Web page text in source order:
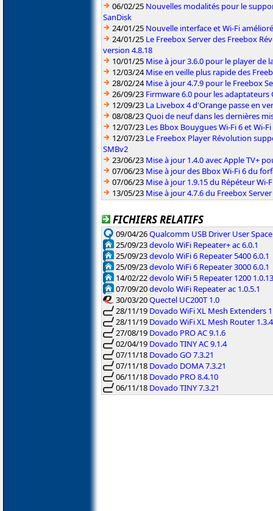
06/02/25 Nouvelles modalités pour le
SanDisk
24/01/25 Nouvelle interface et Wi-Fi
24/01/25 Le Freebox Server des Freebox
version 4.8.18
10/01/25 Mise à jour 3.6.0 pour le player de
12/03/24Mise en veille plus rapide des
28/02/24Mise à jour 4.7.9 pour le Freebox
26/09/23 Firmware 6.0 pour les adaptateurs
12/09/23 La Livebox 4 d'Orange passe en
08/08/23Quoi de neuf dans les dernières
12/07/23 Les Bbox Bouygues Wi-Fi 6 et Wi-
12/07/23 Le Freebox Player Révolution
SMBv2
23/06/23 Mise à jour 1.4.0 avec Apple TV+
07/06/23 Mise à jour des Bbox Wi-Fi 6 du
07/06/23 Mise à jour 1.9.15 du Répéteur Wi-
13/05/23 Mise à jour 4.7.6 du Freebox Server
FICHIERS RELATIFS
09/04/26Qualcomm USB Driver User
25/09/23devolo WiFi Repeater+ ac 6.0.1
25/09/23devolo WiFi 6 Repeater 5400 6.0.1
25/09/23devolo WiFi 6 Repeater 3000 6.0.1
14/02/22devolo WiFi 5 Repeater 1200 1.0.13
07/09/20devolo WiFi Repeater ac 1.0.5.1
30/03/20Quectel UC200T 1.0
28/11/19 Dovado WiFi XL Mesh Extenders
28/11/19 Dovado WiFi XL Mesh Router 1.3.4
27/08/19 Dovado PRO AC 9.1.6
02/04/19 Dovado TINY AC 9.1.4
07/11/18 Dovado GO 7.3.21
07/11/18 Dovado DOMA 7.3.21
06/11/18 Dovado PRO 8.4.10
06/11/18 Dovado TINY 7.3.21